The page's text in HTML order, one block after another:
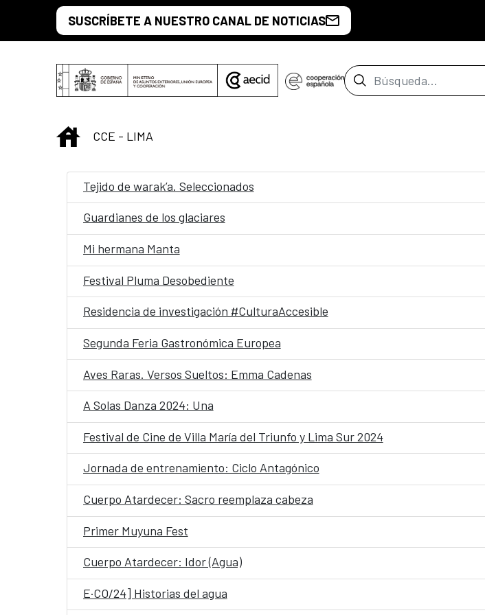
Saltar al contenido principal
SUSCRÍBETE A NUESTRO CANAL DE NOTICIAS
Barra de búsqueda
INICIO
CCE - LIMA
Tejido de warak’a. Seleccionados
Guardianes de los glaciares
Mi hermana Manta
Festival Pluma Desobediente
Residencia de investigación #CulturaAccesible
Segunda Feria Gastronómica Europea
Aves Raras. Versos Sueltos: Emma Cadenas
A Solas Danza 2024: Una
Festival de Cine de Villa María del Triunfo y Lima Sur 2024
Jornada de entrenamiento: Ciclo Antagónico
Cuerpo Atardecer: Sacro reemplaza cabeza
Primer Muyuna Fest
Cuerpo Atardecer: Idor (Agua)
E·CO/24] Historias del agua